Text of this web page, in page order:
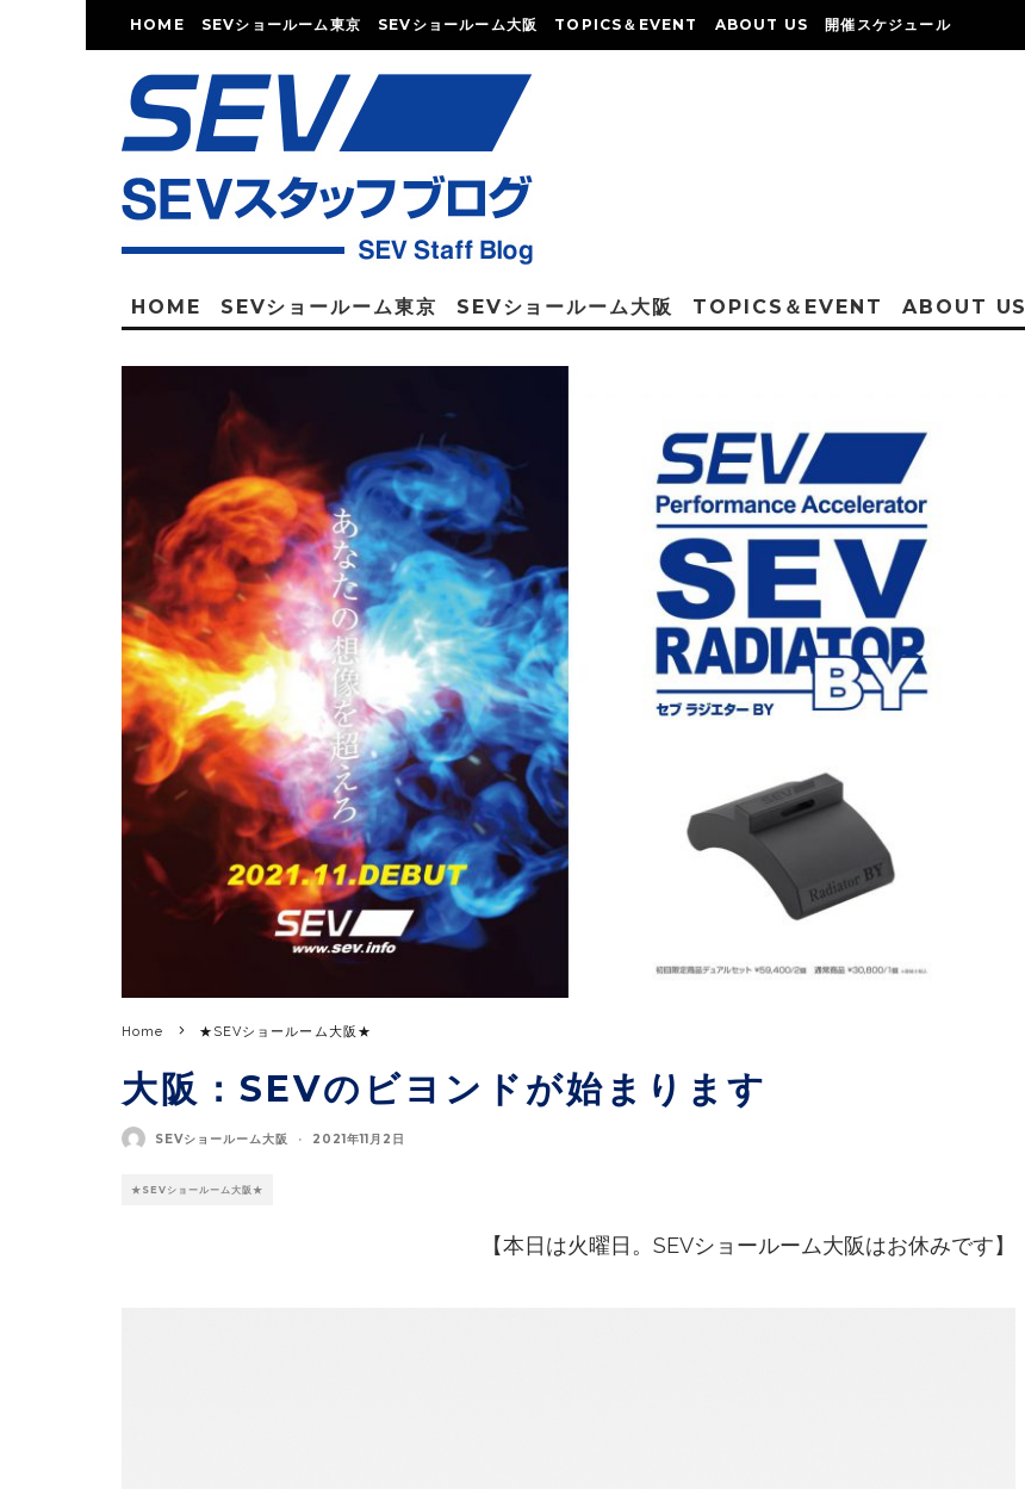
HOME SEVショールーム東京 SEVショールーム大阪 TOPICS＆EVENT ABOUT US 開催スケジュール
HOME SEVショールーム東京 SEVショールーム大阪 TOPICS＆EVENT ABOUT US
Home ★SEVショールーム大阪★
大阪：SEVのビヨンドが始まります
SEVショールーム大阪 · 2021年11月2日
★SEVショールーム大阪★
【本日は火曜日。SEVショールーム大阪はお休みです】